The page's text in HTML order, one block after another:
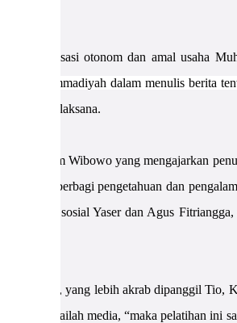
organisasi otonom dan amal usaha
Muhammadiyah dalam menulis berita
Panitia Pelaksana.
Imam Wibowo yang mengajarkan
akan berbagi pengetahuan dan
media sosial Yaser dan Agus Fitriangga,
Setio, yang lebih akrab dipanggil Tio,
kuasailah media, “maka pelatihan ini